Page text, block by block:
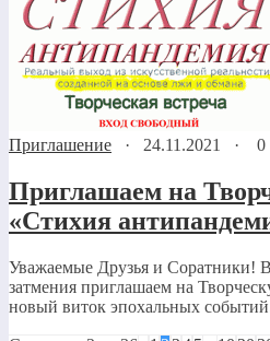
Приглашение · 24.11.2021 · 0
Приглашаем на
«Стихия
Уважаемые Друзья и Соратники!
затмения приглашаем на
новый виток эпохальных